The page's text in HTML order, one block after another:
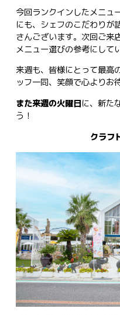
今回ランクインしたメニュ
にも、シェフのこだわりが
さんございます。次回ご来
メニュー選びの参考にして
来週も、皆様にとって最高
ッフ一同、笑顔で心よりお
また来週の火曜日に、新た
う！
クラフ